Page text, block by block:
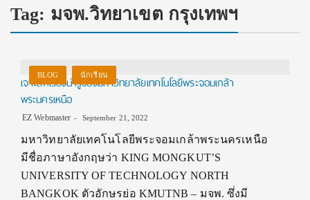
Tag: มจพ.วิทยาเขต กรุงเทพฯ
BLOG นักเรียน
เจาะลึกเรื่องน่ารู้ของมหาวิทยาลัยเทคโนโลยีพระจอมเกล้า
พระนครเหนือ
EZ Webmaster September 21, 2022
มหาวิทยาลัยเทคโนโลยีพระจอมเกล้าพระนครเหนือ
มีชื่อภาษาอังกฤษว่า KING MONGKUT’S
UNIVERSITY OF TECHNOLOGY NORTH
BANGKOK ตัวอักษรย่อ KMUTNB – มจพ. ซึ่งมี